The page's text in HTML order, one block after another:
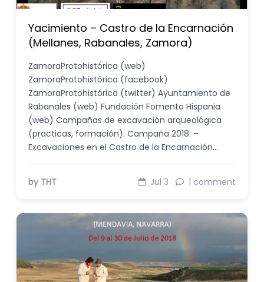
Yacimiento – Castro de la Encarnación
(Mellanes, Rabanales, Zamora)
ZamoraProtohistórica (web)
ZamoraProtohistórica (facebook)
ZamoraProtohistórica (twitter) Ayuntamiento de
Rabanales (web) Fundación Fomento Hispania
(web) Campañas de excavación arqueológica
(practicas, formación): Campaña 2018: –
Excavaciones en el Castro de la Encarnación…
by THT Jul 3 1 comment